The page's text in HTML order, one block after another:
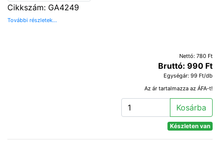
Cikkszám: GA4249
További részletek...
Nettó: 780 Ft
Bruttó: 990 Ft
Egységár: 99 Ft/db
Az ár tartalmazza az ÁFA-t!
Kosárba
Készleten van